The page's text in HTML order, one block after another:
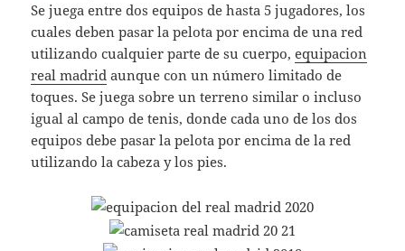
Se juega entre dos equipos de hasta 5 jugadores, los
cuales deben pasar la pelota por encima de una red
utilizando cualquier parte de su cuerpo,equipacion
real madrid aunque con un número limitado de
toques. Se juega sobre un terreno similar o incluso
igual al campo de tenis, donde cada uno de los dos
equipos debe pasar la pelota por encima de la red
utilizando la cabeza y los pies.